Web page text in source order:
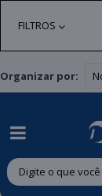
FILTROS
Organizar por: